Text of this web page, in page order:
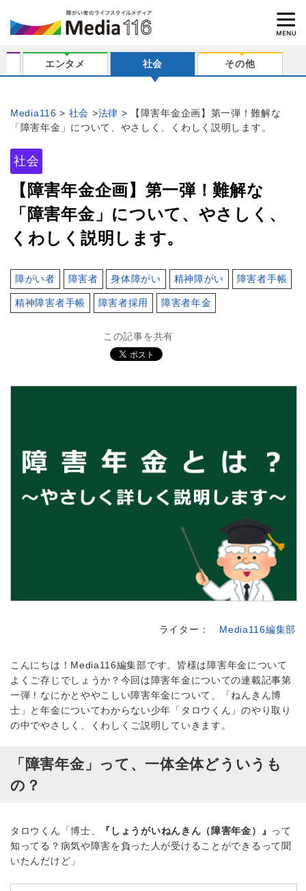
エンタメ 社会 その他
Media116 社会 法律
【障害年金企画】第一弾！難解な
「障害年金」について、やさしく、くわしく説明します。
社会
【障害年金企画】第一弾！難解な
「障害年金」について、やさしく、
くわしく説明します。
障がい者 障害者 身体障がい 精神障がい 障害者手帳
精神障害者手帳 障害者採用 障害者年金
この記事を共有
ライター： Media116編集部
こんにちは！Media116編集部です。皆様は障害年金について
よくご存じでしょうか？今回は障害年金についての連載記事第
一弾！なにかとややこしい障害年金について、「ねんきん博
士」と年金についてわからない少年「タロウくん」のやり取り
の中でやさしく、くわしくご説明していきます。
「障害年金」って、一体全体どういうも
の？
タロウくん「博士、 『しょうがいねんきん（障害年金）』
って
知ってる？病気や障害を負った人が受けることができるって聞
いたんだけど」